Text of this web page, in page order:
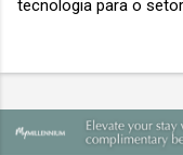
tecnologia para o
podem acessar os
Asia 2026 retorna de